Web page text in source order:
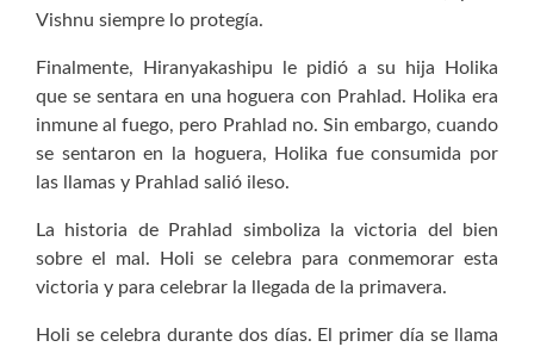
Vishnu siempre lo protegía.
Finalmente, Hiranyakashipu le pidió a su hija Holika
que se sentara en una hoguera con Prahlad. Holika era
inmune al fuego, pero Prahlad no. Sin embargo, cuando
se sentaron en la hoguera, Holika fue consumida por
las llamas y Prahlad salió ileso.
La historia de Prahlad simboliza la victoria del bien
sobre el mal. Holi se celebra para conmemorar esta
victoria y para celebrar la llegada de la primavera.
Holi se celebra durante dos días. El primer día se llama